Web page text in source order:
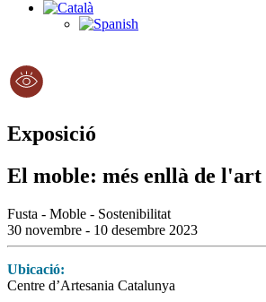
Exposició
El moble: més enllà de l'art
Fusta - Moble - Sostenibilitat
30 novembre - 10 desembre 2023
Ubicació:
Centre d’Artesania Catalunya